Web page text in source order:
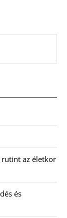
az életkor
és